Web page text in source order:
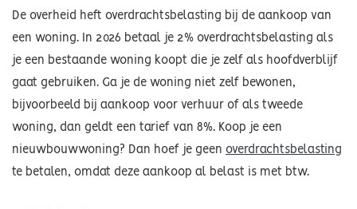
De overheid heft overdrachtsbelasting bij de aankoop van
een woning. In 2026 betaal je 2% overdrachtsbelasting als
je een bestaande woning koopt die je zelf als hoofdverblijf
gaat gebruiken. Ga je de woning niet zelf bewonen,
bijvoorbeeld bij aankoop voor verhuur of als tweede
woning, dan geldt een tarief van 8%. Koop je een
nieuwbouwwoning? Dan hoef je geen overdrachtsbelasting
te betalen, omdat deze aankoop al belast is met btw.